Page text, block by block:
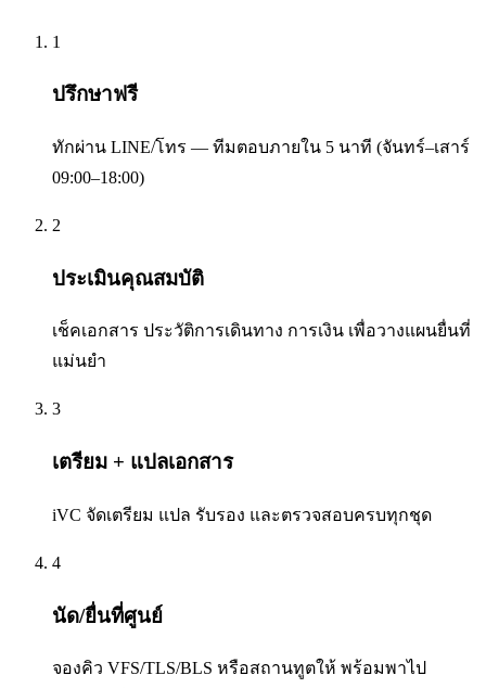
1
ปรึกษาฟรี
ทักผ่าน LINE/โทร — ทีมตอบภายใน 5 นาที (จันทร์–เสาร์
09:00–18:00)
2
ประเมินคุณสมบัติ
เช็คเอกสาร ประวัติการเดินทาง การเงิน เพื่อวางแผนยื่นที่
แม่นยำ
3
เตรียม + แปลเอกสาร
iVC จัดเตรียม แปล รับรอง และตรวจสอบครบทุกชุด
4
นัด/ยื่นที่ศูนย์
จองคิว VFS/TLS/BLS หรือสถานทูตให้ พร้อมพาไป